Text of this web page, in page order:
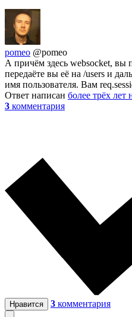
pomeo @pomeo
А причём здесь websocket, вы
передаёте вы её на /users и
имя пользователя. Вам
Ответ написан более трёх лет
3 комментария
Нравится 3 комментария